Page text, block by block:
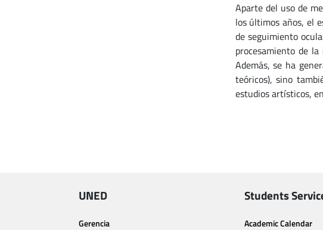
Aparte del uso de
los últimos años, el
de seguimiento
procesamiento de
Además, se ha
teóricos), sino
estudios artísticos,
UNED
Gerencia
Students
Academic Calendar